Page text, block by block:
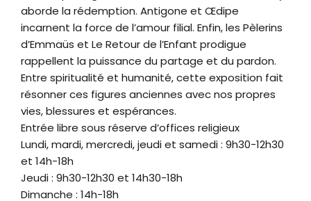
aborde la rédemption. Antigone et Œdipe
incarnent la force de l’amour filial. Enfin, les Pèlerins
d’Emmaüs et Le Retour de l’Enfant prodigue
rappellent la puissance du partage et du pardon.
Entre spiritualité et humanité, cette exposition fait
résonner ces figures anciennes avec nos propres
vies, blessures et espérances.
Entrée libre sous réserve d’offices religieux
Lundi, mardi, mercredi, jeudi et samedi : 9h30-12h30
et 14h-18h
Jeudi : 9h30-12h30 et 14h30-18h
Dimanche : 14h-18h